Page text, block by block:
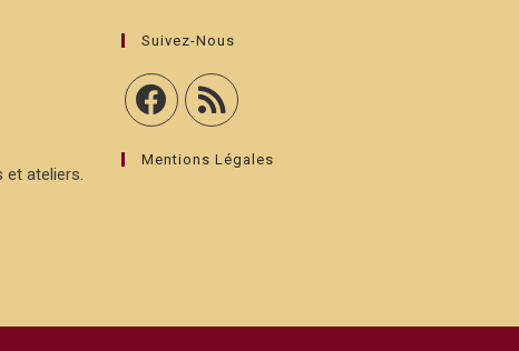
et ateliers.
Suivez-Nous
Mentions Légales